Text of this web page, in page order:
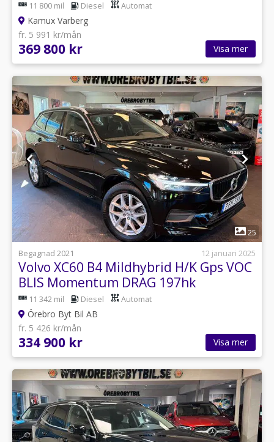
11 800 mil Diesel Automat
Kamux Varberg
fr. 5 991 kr/mån
369 800 kr Visa mer
1
25
Begagnad 2021
12 januari 2025
Volvo XC60 B4 Mildhybrid H/K Gps VOC
BLIS Momentum DRAG 197hk
11 342 mil Diesel Automat
Örebro Byt Bil AB
fr. 5 426 kr/mån
334 900 kr Visa mer